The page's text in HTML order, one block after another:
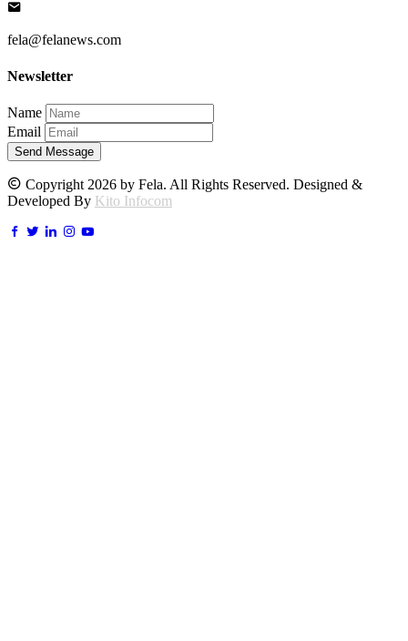
fela@felanews.com
Newsletter
Name
Email
Send Message
Copyright 2026 by Fela. All Rights Reserved. Designed &
Developed By Kito Infocom